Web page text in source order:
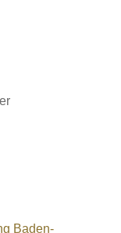
Baden-